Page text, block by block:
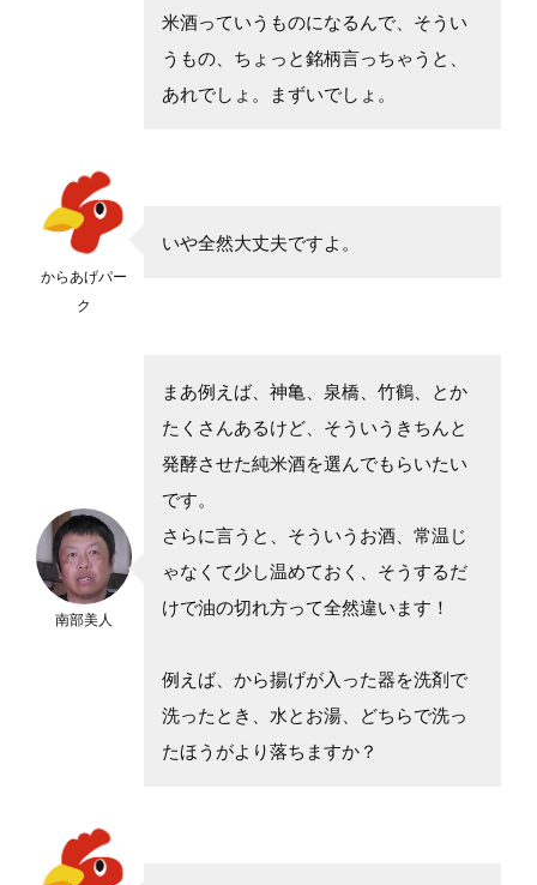
米酒っていうものになるんで、そうい
うもの、ちょっと銘柄言っちゃうと、
あれでしょ。まずいでしょ。
からあげパー
ク
いや全然大丈夫ですよ。
南部美人
まあ例えば、神亀、泉橋、竹鶴、とか
たくさんあるけど、そういうきちんと
発酵させた純米酒を選んでもらいたい
です。
さらに言うと、そういうお酒、常温じ
ゃなくて少し温めておく、そうするだ
けで油の切れ方って全然違います！
例えば、から揚げが入った器を洗剤で
洗ったとき、水とお湯、どちらで洗っ
たほうがより落ちますか？